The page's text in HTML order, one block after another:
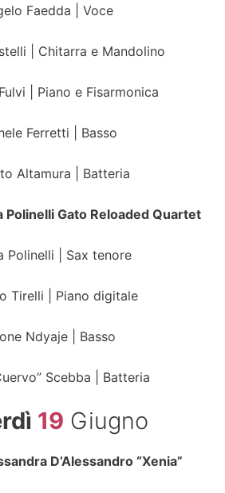
Faedda | Voce
| Chitarra e Mandolino
| Piano e Fisarmonica
Ferretti | Basso
Altamura | Batteria
Polinelli Gato Reloaded Quartet
Polinelli | Sax tenore
Tirelli | Piano digitale
Ndyaje | Basso
Scebba | Batteria
19 Giugno
D’Alessandro “Xenia”